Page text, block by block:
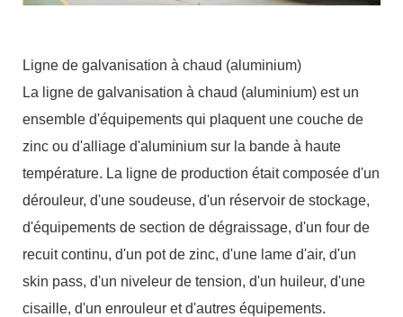
Ligne de galvanisation à chaud (aluminium)
La ligne de galvanisation à chaud (aluminium) est un
ensemble d'équipements qui plaquent une couche de
zinc ou d'alliage d'aluminium sur la bande à haute
température. La ligne de production était composée d'un
dérouleur, d'une soudeuse, d'un réservoir de stockage,
d'équipements de section de dégraissage, d'un four de
recuit continu, d'un pot de zinc, d'une lame d'air, d'un
skin pass, d'un niveleur de tension, d'un huileur, d'une
cisaille, d'un enrouleur et d'autres équipements.